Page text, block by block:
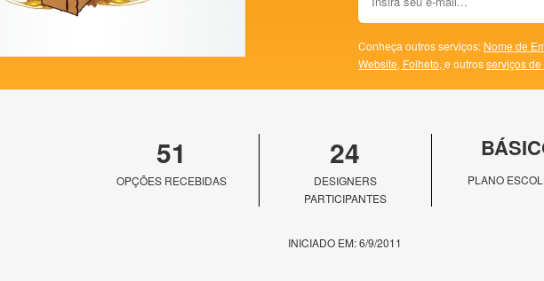
Conheça outros serviços: Nome de
Website, Folheto, e outrosserviços
51
OPÇÕES RECEBIDAS
24
DESIGNERS
PARTICIPANTES
PLANO
INICIADO EM: 6/9/2011